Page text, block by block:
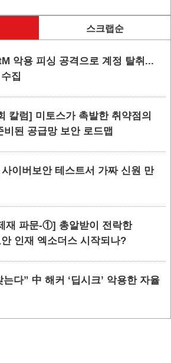
스크랩순
악용 피싱 공격으로 계정 탈취...
집
칼럼] 미토스가 촉발한 취약점의
된 공급망 보안 로드맵
이버보안 테스트서 가짜 신원 만
재 파문-①] 총알받이 전락한
인재 엑소더스 시작되나?
다” 中 해커 ‘딥시크’ 악용한 자율